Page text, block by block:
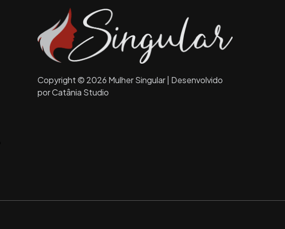
Copyright © 2026 Mulher Singular | Desenvolvido
por Catânia Studio